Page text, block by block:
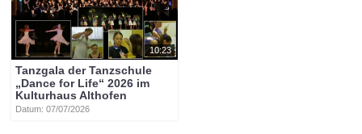
10:23
Tanzgala der Tanzschule
„Dance for Life“ 2026 im
Kulturhaus Althofen
Datum: 07/07/2026